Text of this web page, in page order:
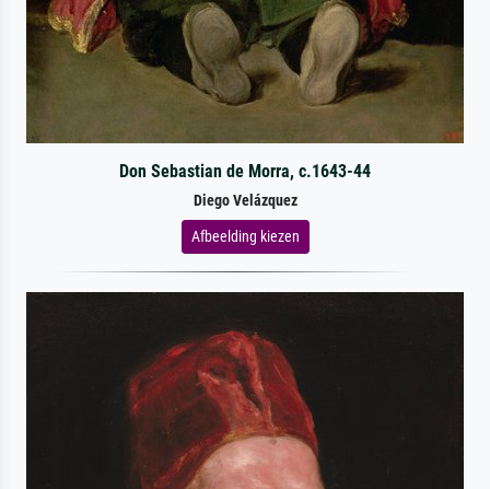
Don Sebastian de Morra, c.1643-44
Diego Velázquez
Afbeelding kiezen